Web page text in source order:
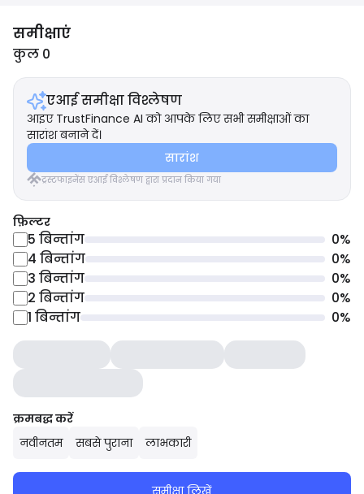
समीक्षाएं
कुल 0
एआई समीक्षा विश्लेषण
आइए TrustFinance AI को आपके लिए सभी समीक्षाओं का
सारांश बनाने दें।
सारांश
ट्रस्टफाइनेंस एआई विश्लेषण द्वारा प्रदान किया गया
फ़िल्टर
5 बिन्तांग 0%
4 बिन्तांग 0%
3 बिन्तांग 0%
2 बिन्तांग 0%
1 बिन्तांग 0%
क्रमबद्ध करें
नवीनतम
सबसे पुराना लाभकारी
समीक्षा लिखें